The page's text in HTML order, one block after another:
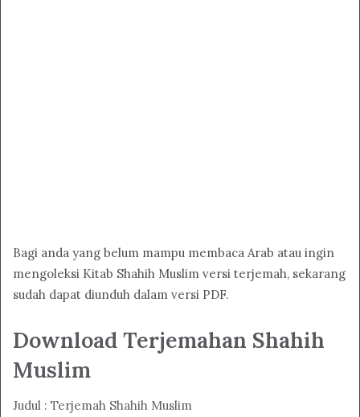
Bagi anda yang belum mampu membaca Arab atau ingin
mengoleksi Kitab Shahih Muslim versi terjemah, sekarang
sudah dapat diunduh dalam versi PDF.
Download Terjemahan Shahih
Muslim
Judul : Terjemah Shahih Muslim